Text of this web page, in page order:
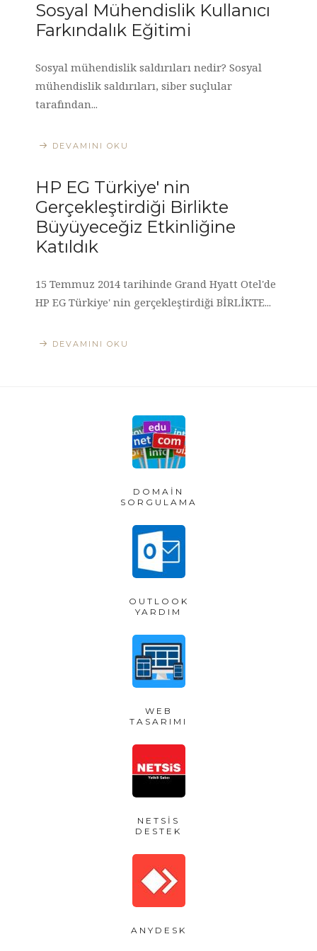
Sosyal Mühendislik Kullanıcı
Farkındalık Eğitimi
Sosyal mühendislik saldırıları nedir? Sosyal
mühendislik saldırıları, siber suçlular
tarafından...
DEVAMINI OKU
HP EG Türkiye' nin
Gerçekleştirdiği Birlikte
Büyüyeceğiz Etkinliğine
Katıldık
15 Temmuz 2014 tarihinde Grand Hyatt Otel'de
HP EG Türkiye' nin gerçekleştirdiği BİRLİKTE...
DEVAMINI OKU
DOMAIN
SORGULAMA
OUTLOOK
YARDIM
WEB
TASARIMI
NETSIS
DESTEK
ANYDESK